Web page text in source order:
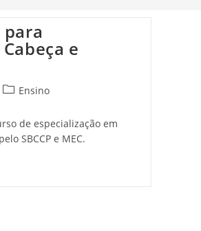
e
Ensino
de especialização em
SBCCP e MEC.